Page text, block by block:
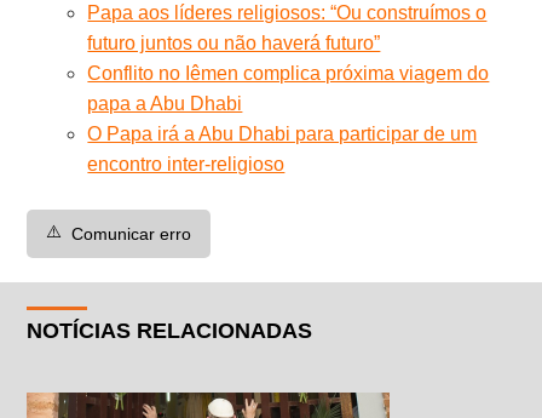
Papa aos líderes religiosos: “Ou construímos o
futuro juntos ou não haverá futuro”
Conflito no Iêmen complica próxima viagem do
papa a Abu Dhabi
O Papa irá a Abu Dhabi para participar de um
encontro inter-religioso
⚠️ Comunicar erro
NOTÍCIAS RELACIONADAS